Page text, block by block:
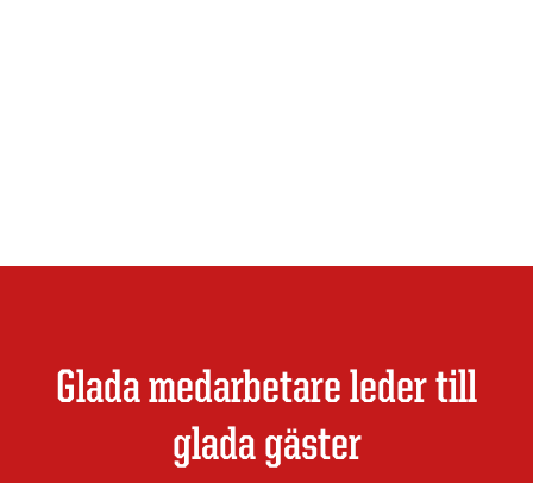
Glada medarbetare leder till
glada gäster